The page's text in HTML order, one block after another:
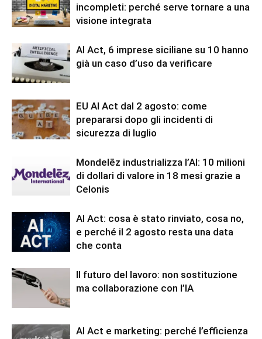
incompleti: perché serve tornare a una
visione integrata
AI Act, 6 imprese siciliane su 10 hanno
già un caso d’uso da verificare
EU AI Act dal 2 agosto: come
prepararsi dopo gli incidenti di
sicurezza di luglio
Mondelēz industrializza l’AI: 10 milioni
di dollari di valore in 18 mesi grazie a
Celonis
AI Act: cosa è stato rinviato, cosa no,
e perché il 2 agosto resta una data
che conta
Il futuro del lavoro: non sostituzione
ma collaborazione con l’IA
AI Act e marketing: perché l’efficienza